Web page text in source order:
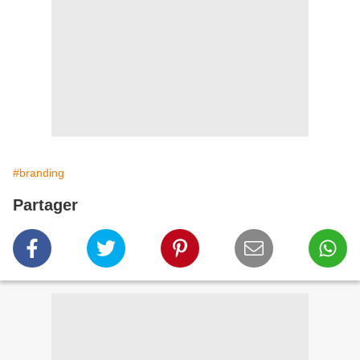
#branding
Partager